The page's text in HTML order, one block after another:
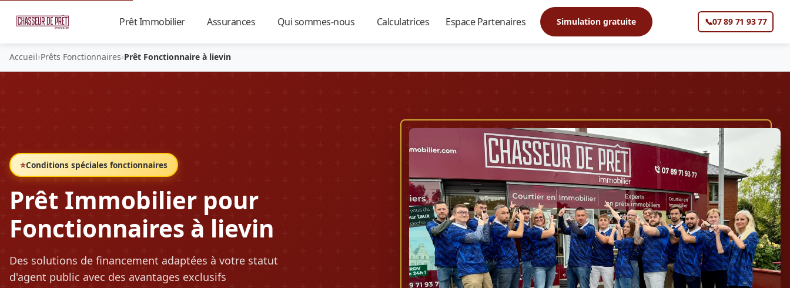
Prêt Immobilier Assurances Qui sommes-nous Calculatrices Espace Partenaires Simulation gratuite 📞07 89 71 93 77
Accueil›Prêts Fonctionnaires›Prêt Fonctionnaire à lievin
⭐Conditions spéciales fonctionnaires
Prêt Immobilier pour
Fonctionnaires à lievin
Des solutions de financement adaptées à votre statut
d'agent public avec des avantages exclusifs